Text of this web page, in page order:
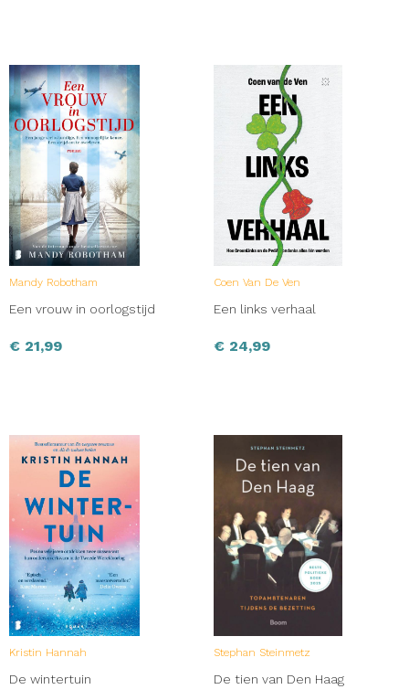
Mandy Robotham
Een vrouw in oorlogstijd
€ 21,99
Coen Van De Ven
Een links verhaal
€ 24,99
Kristin Hannah
De wintertuin
Stephan Steinmetz
De tien van Den Haag